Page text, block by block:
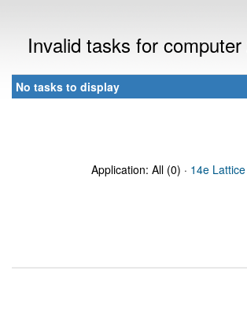
Invalid tasks for
No tasks to display
Application: All (0) · 14e